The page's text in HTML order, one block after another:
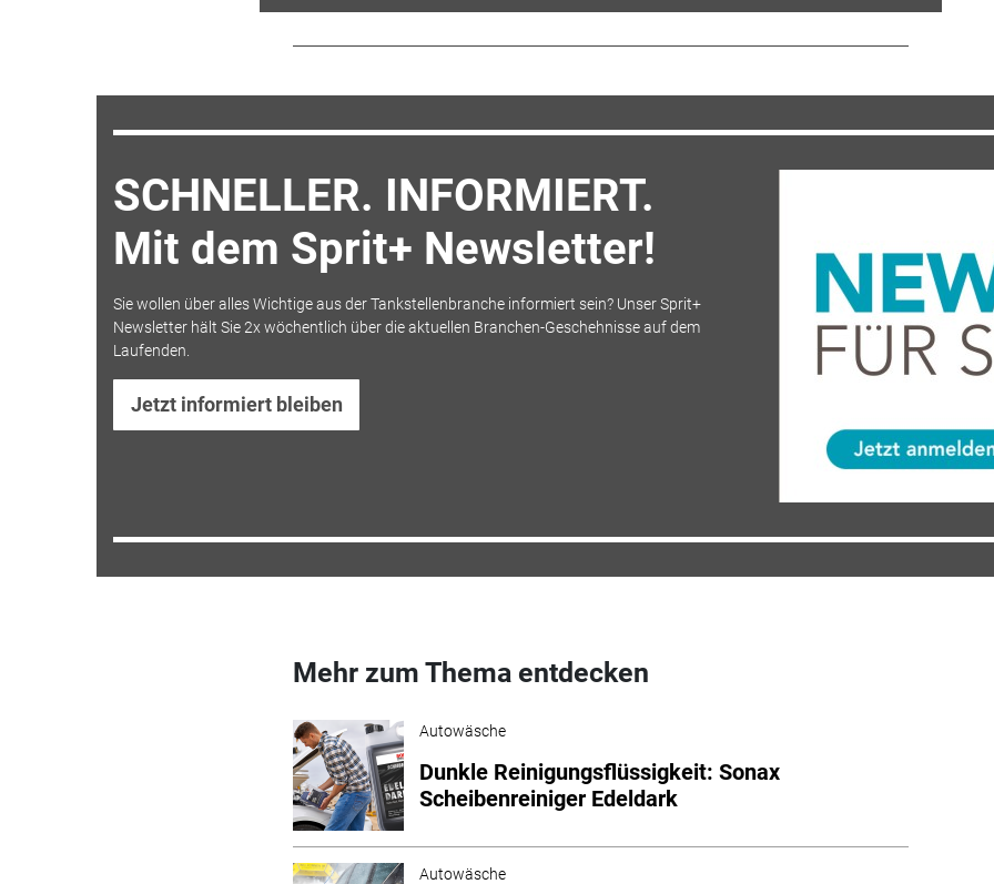
SCHNELLER. INFORMIERT.
Mit dem Sprit+ Newsletter!
Sie wollen über alles Wichtige aus der Tankstellenbranche informiert sein? Unser Sprit+
Newsletter hält Sie 2x wöchentlich über die aktuellen Branchen-Geschehnisse auf dem
Laufenden.
Jetzt informiert bleiben
Mehr zum Thema entdecken
Autowäsche
Dunkle Reinigungsflüssigkeit: Sonax
Scheibenreiniger Edeldark
Autowäsche